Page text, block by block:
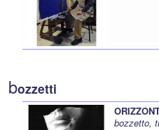
bozzetti
bozzetto,